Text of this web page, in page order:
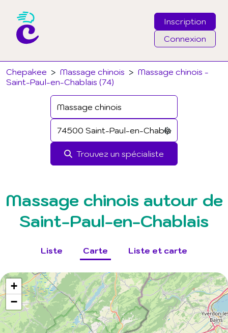
Inscription
Connexion
Chepakee > Massage chinois > Massage chinois -
Saint-Paul-en-Chablais (74)
Trouvez un spécialiste
Email
Mot de passe
J'ai oublié mon mot de passe
Connexion
Massage chinois autour de
Saint-Paul-en-Chablais
Liste Carte Liste et carte
+
−